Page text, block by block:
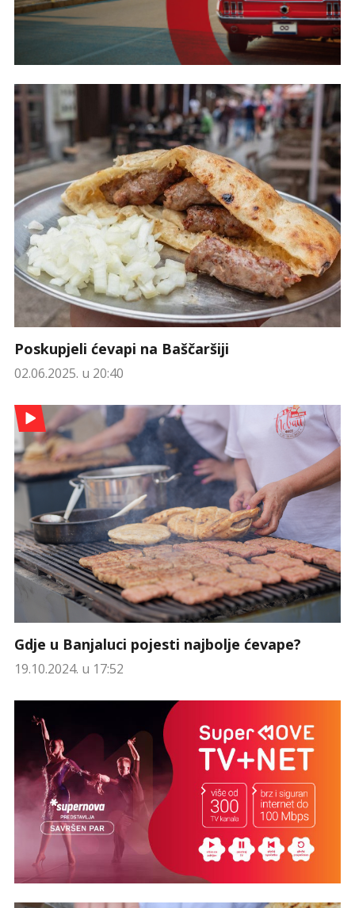
Poskupjeli ćevapi na Baščaršiji
02.06.2025. u 20:40
Gdje u Banjaluci pojesti najbolje ćevape?
19.10.2024. u 17:52